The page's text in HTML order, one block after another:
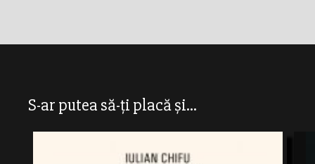
S-ar putea să-ți placă și...